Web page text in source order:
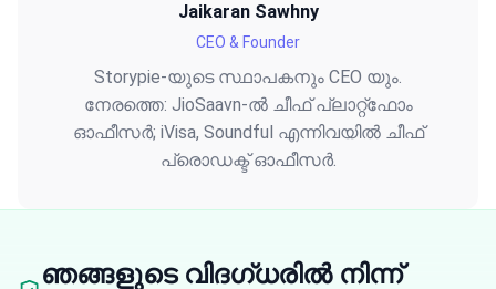
Jaikaran Sawhny
CEO & Founder
Storypie-യുടെ സ്ഥാപകനും CEO യും.
നേരത്തെ: JioSaavn-ൽ ചീഫ് പ്ലാറ്റ്ഫോം
ഓഫീസർ; iVisa, Soundful എന്നിവയിൽ ചീഫ്
പ്രൊഡക്ട് ഓഫീസർ.
ഞങ്ങളുടെ വിദഗ്ധരിൽ നിന്ന്